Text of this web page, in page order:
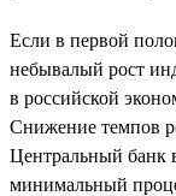
Если в первой
небывалый рост
в российской
Снижение темпов
Центральный банк
минимальный